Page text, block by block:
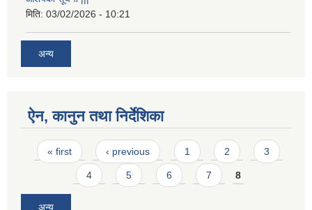
मिति: 03/02/2026 - 10:21
अन्य
ऐन, कानुन तथा निर्देशिका
Pages
« first ‹ previous 1 2 3
4 5 6 7 8
अन्य